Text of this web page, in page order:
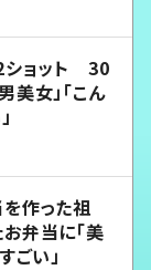
ショット 30
女」「こん
作った祖
弁当に「美
ごい」